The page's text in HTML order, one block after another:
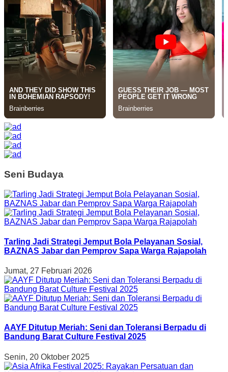
Seni Budaya
Tarling Jadi Strategi Jemput Bola Pelayanan Sosial,
BAZNAS Jabar dan Pemprov Sapa Warga Rajapolah
Jumat, 27 Februari 2026
AAYF Ditutup Meriah: Seni dan Toleransi Berpadu di
Bandung Barat Culture Festival 2025
Senin, 20 Oktober 2025